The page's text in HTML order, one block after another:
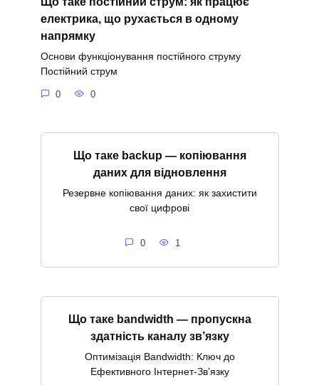
електрика, що рухається в одному
напрямку
Основи функціонування постійного струму
Постійний струм
0 0
Що таке backup — копіювання
даних для відновлення
Резервне копіювання даних: як захистити
свої цифрові
0 1
Що таке bandwidth — пропускна
здатність каналу зв’язку
Оптимізація Bandwidth: Ключ до
Ефективного Інтернет-Зв’язку